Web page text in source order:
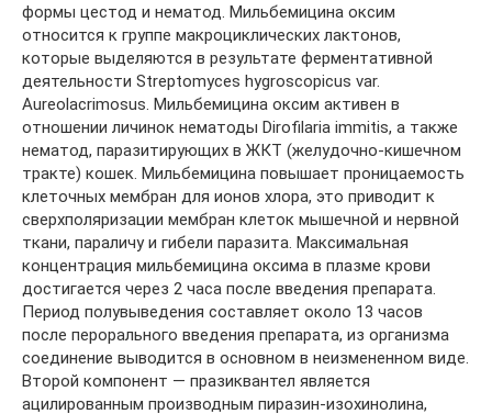
формы цестод и нематод. Мильбемицина оксим
относится к группе макроциклических лактонов,
которые выделяются в результате ферментативной
деятельности Streptomyces hygroscopicus var.
Aureolacrimosus. Мильбемицина оксим активен в
отношении личинок нематоды Dirofilaria immitis, а также
нематод, паразитирующих в ЖКТ (желудочно-кишечном
тракте) кошек. Мильбемицина повышает проницаемость
клеточных мембран для ионов хлора, это приводит к
сверхполяризации мембран клеток мышечной и нервной
ткани, параличу и гибели паразита. Максимальная
концентрация мильбемицина оксима в плазме крови
достигается через 2 часа после введения препарата.
Период полувыведения составляет около 13 часов
после перорального введения препарата, из организма
соединение выводится в основном в неизмененном виде.
Второй компонент — празиквантел является
ацилированным производным пиразин-изохинолина,